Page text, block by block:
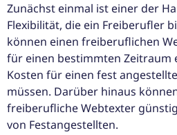
Zunächst einmal ist einer der
Flexibilität, die ein Freiberufler
können einen freiberuflichen
für einen bestimmten Zeitraum
Kosten für einen fest
müssen. Darüber hinaus
freiberufliche Webtexter
von Festangestellten.